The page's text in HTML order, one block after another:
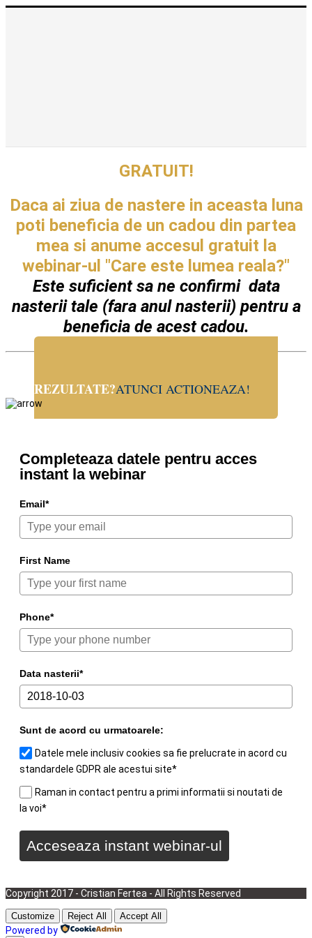
GRATUIT!
Daca ai ziua de nastere in aceasta luna
poti beneficia de un cadou din partea
mea si anume accesul gratuit la
webinar-ul "Care este lumea reala?"
Este suficient sa ne confirmi data
nasterii tale (fara anul nasterii) pentru a
beneficia de acest cadou.
REZULTATE?ATUNCI ACTIONEAZA!
Completeaza datele pentru acces
instant la webinar
Email*
First Name
Phone*
Data nasterii*
Sunt de acord cu urmatoarele:
Datele mele inclusiv cookies sa fie prelucrate in acord cu
standardele GDPR ale acestui site*
Raman in contact pentru a primi informatii si noutati de
la voi*
Acceseaza instant webinar-ul
Urmareste gratuit acest scurt webinar.
Copyright 2017 - Cristian Fertea - All Rights Reserved
Customize Reject All Accept All
Powered by